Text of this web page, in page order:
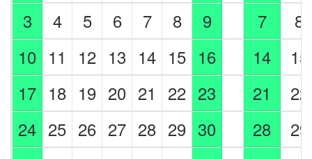
3
4 5 6 7 8 9 7
8
10 11 12 13 14 15 16 14
15
17 18 19 20 21 22 23 21
22
24 25 26 27 28 29 30 28
29